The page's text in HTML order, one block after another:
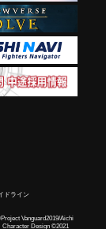
ドライン
Vanguard2019/Aichi
Design ©2021